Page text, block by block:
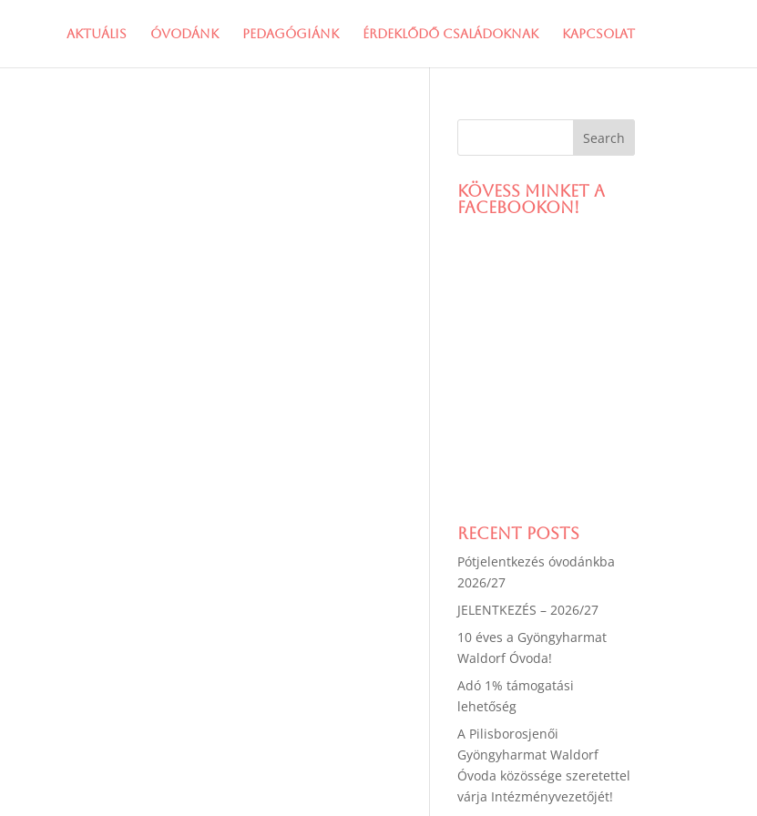
Aktuális Óvodánk Pedagógiánk Érdeklődő családoknak Kapcsolat
Kövess minket a
facebookon!
Recent Posts
Pótjelentkezés óvodánkba
2026/27
JELENTKEZÉS – 2026/27
10 éves a Gyöngyharmat
Waldorf Óvoda!
Adó 1% támogatási
lehetőség
A Pilisborosjenői
Gyöngyharmat Waldorf
Óvoda közössége szeretettel
várja Intézményvezetőjét!